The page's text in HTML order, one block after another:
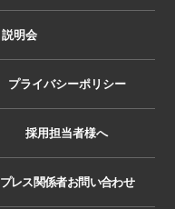
明会
プライバシーポリシー
採用担当者様へ
プレス関係者お問い合わせ